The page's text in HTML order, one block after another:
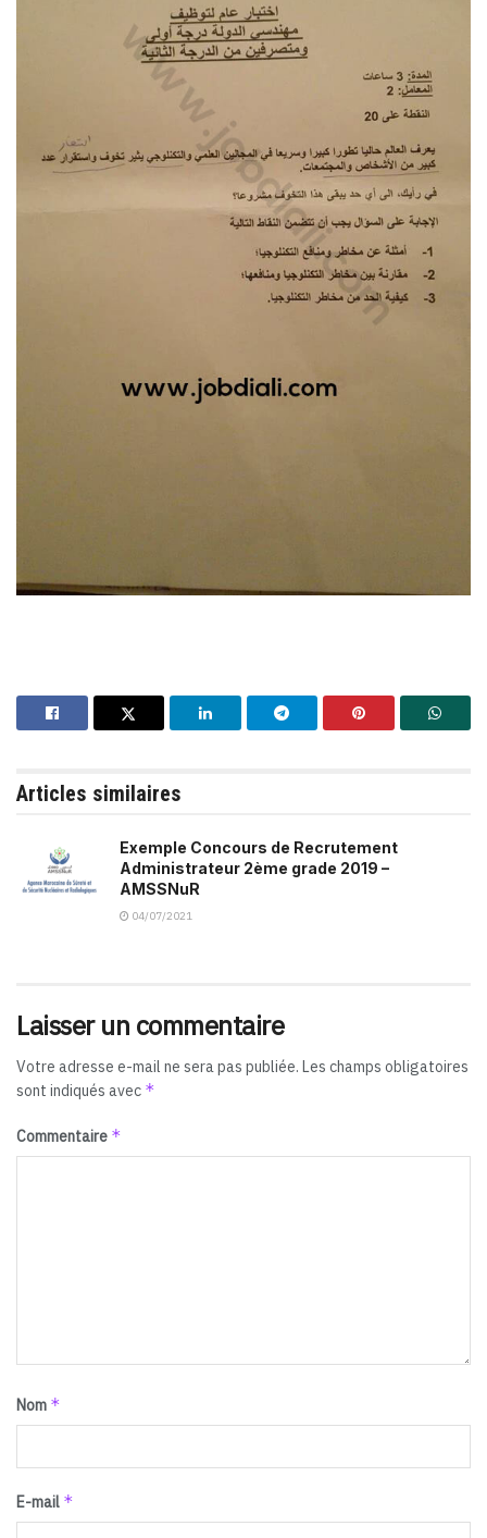
Articles similaires
Exemple Concours de Recrutement
Administrateur 2ème grade 2019 –
AMSSNuR
04/07/2021
Laisser un commentaire
Votre adresse e-mail ne sera pas publiée. Les champs obligatoires
sont indiqués avec *
Commentaire *
Nom *
E-mail *